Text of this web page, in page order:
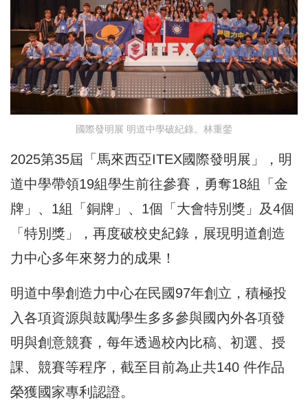
國際發明展 明道中學破紀錄。林重鎣
2025第35屆「馬來西亞ITEX國際發明展」， 明
道中學帶領19組學生前往參賽，勇奪18組「金
牌」、1組「 銅牌」、1個「大會特別獎」及4個
「特別獎」，再度破校史紀錄， 展現明道創造
力中心多年來努力的成果！
明道中學創造力中心在民國97年創立， 積極投
入各項資源與鼓勵學生多多參與國內外各項發
明與創意競賽， 每年透過校內比稿、初選、授
課、競賽等程序， 截至目前為止共140 件作品
榮獲國家專利認證。